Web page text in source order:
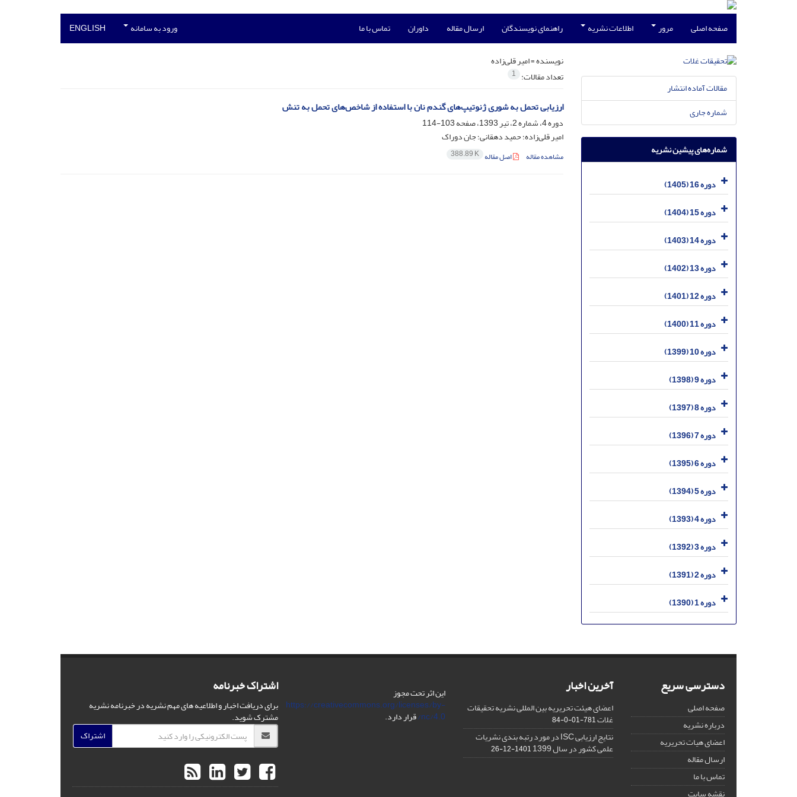
صفحه اصلی مرور اطلاعات نشریه راهنمای نویسندگان ارسال مقاله داوران تماس با ما ورود به سامانه ENGLISH
نویسنده =امیر قلی‌زاده
تعداد مقالات: 1
ارزیابی تحمل به شوری ژنوتیپ‌های گندم نان با استفاده از شاخص‌های تحمل به تنش
دوره 4، شماره 2، تیر 1393، صفحه
103-114
امیر قلی‌زاده؛ حمید دهقانی؛ جان دوراک
مشاهده مقاله اصل مقاله 388.89 K
مقالات آماده انتشار
شماره جاری
شماره‌های پیشین نشریه
دوره 16 (1405)
دوره 15 (1404)
دوره 14 (1403)
دوره 13 (1402)
دوره 12 (1401)
دوره 11 (1400)
دوره 10 (1399)
دوره 9 (1398)
دوره 8 (1397)
دوره 7 (1396)
دوره 6 (1395)
دوره 5 (1394)
دوره 4 (1393)
دوره 3 (1392)
دوره 2 (1391)
دوره 1 (1390)
دسترسی سریع
صفحه اصلی
درباره نشریه
اعضای هیات تحریریه
ارسال مقاله
تماس با ما
نقشه سایت
آخرین اخبار
اعضای هیئت تحریریه بین المللی نشریه تحقیقات
غلات781-01-0-84
نتایج ارزیابی ISC در مورد رتبه بندی نشریات
علمی کشور در سال 1399 1401-12-26
این اثر تحت مجوز
https://creativecommons.org/licenses/by-
nc/4.0/ قرار دارد.
اشتراک خبرنامه
برای دریافت اخبار و اطلاعیه های مهم نشریه در خبرنامه نشریه
مشترک شوید.
اشتراک